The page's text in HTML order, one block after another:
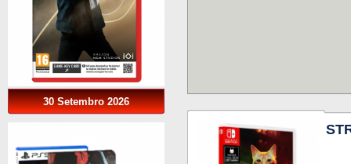
30 Setembro 2026